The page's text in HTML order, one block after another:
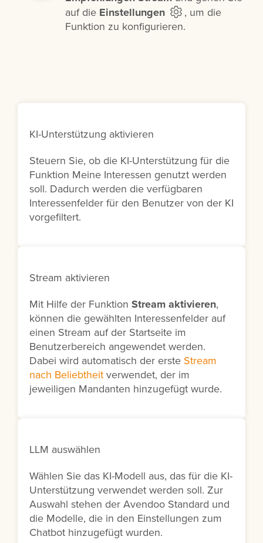
auf die Einstellungen
, um die
Funktion zu konfigurieren.
KI-Unterstützung aktivieren
Steuern Sie, ob die KI-Unterstützung für die
Funktion Meine Interessen genutzt werden
soll. Dadurch werden die verfügbaren
Interessenfelder für den Benutzer von der KI
vorgefiltert.
Stream aktivieren
Mit Hilfe der Funktion Stream aktivieren,
können die gewählten Interessenfelder auf
einen Stream auf der Startseite im
Benutzerbereich angewendet werden.
Dabei wird automatisch der erste Stream
nach Beliebtheitverwendet, der im
jeweiligen Mandanten hinzugefügt wurde.
LLM auswählen
Wählen Sie das KI-Modell aus, das für die KI-
Unterstützung verwendet werden soll. Zur
Auswahl stehen der Avendoo Standard und
die Modelle, die in den Einstellungen zum
Chatbot hinzugefügt wurden.